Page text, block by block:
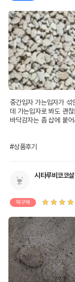
중간입자 가는입자가 섞
데 가는입자로 봐도 괜
바닥감자는 좀 삽에 붙
#상품후기
시타루비코코
재구매